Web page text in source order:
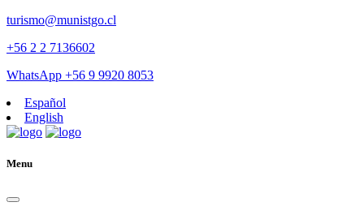
turismo@munistgo.cl
+56 2 2 7136602
WhatsApp +56 9 9920 8053
Español
English
Menu